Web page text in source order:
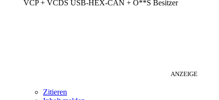
VCP + VCDS USB-HEX-CAN + O**S Besitzer
ANZEIGE
Zitieren